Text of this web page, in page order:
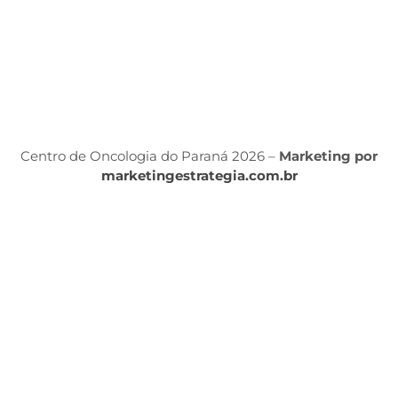
Centro de Oncologia do Paraná 2026 – Marketing por
marketingestrategia.com.br